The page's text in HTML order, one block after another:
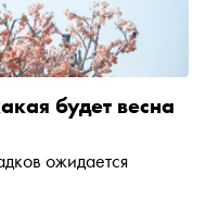
будет весна
ожидается